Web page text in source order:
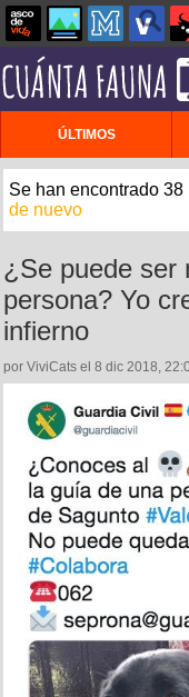
ÚLTIMOS
Se han encontrado 38
de nuevo
¿Se puede ser
persona? Yo
infierno
por ViviCats el 8 dic 2018,